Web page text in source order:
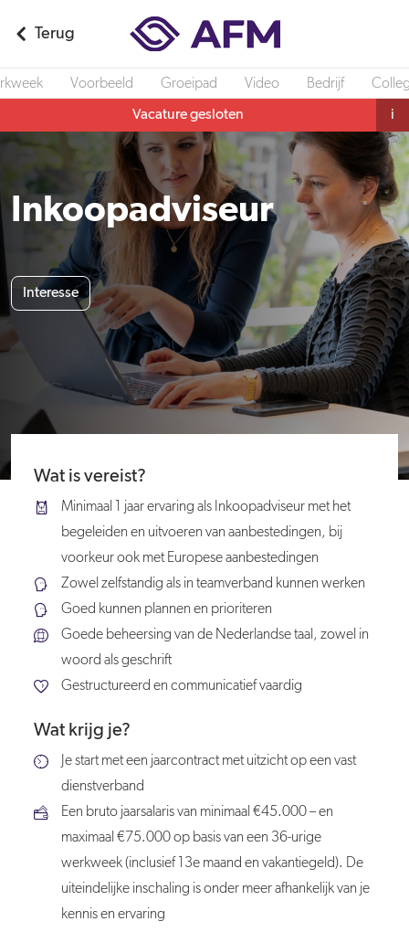
Terug
Voorbeeld Groeipad Video Bedrijf
Vacature gesloten i
Inkoopadviseur
Interesse
Wat is vereist?
Minimaal 1 jaar ervaring als Inkoopadviseur met het
begeleiden en uitvoeren van aanbestedingen, bij
voorkeur ook met Europese aanbestedingen
Zowel zelfstandig als in teamverband kunnen werken
Goed kunnen plannen en prioriteren
Goede beheersing van de Nederlandse taal, zowel in
woord als geschrift
Gestructureerd en communicatief vaardig
Wat krijg je?
Je start met een jaarcontract met uitzicht op een vast
dienstverband
Een bruto jaarsalaris van minimaal €45.000 – en
maximaal €75.000 op basis van een 36-urige
werkweek (inclusief 13e maand en vakantiegeld). De
uiteindelijke inschaling is onder meer afhankelijk van je
kennis en ervaring